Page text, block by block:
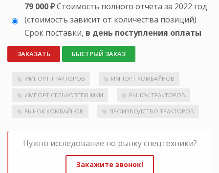
79 000 ₽Стоимость полного отчета за 2022 год
(стоимость зависит от количества позиций)
Срок поставки, в день поступления оплаты
ЗАКАЗАТЬ БЫСТРЫЙ ЗАКАЗ
ИМПОРТ ТРАКТОРОВ ИМПОРТ КОМБАЙНОВ
ИМПОРТ СЕЛЬХОЗТЕХНИКИ РЫНОК ТРАКТОРОВ
РЫНОК КОМБАЙНОВ ПРОИЗВОДСТВО ТРАКТОРОВ
Нужно исследование по рынку спецтехники?
Закажите звонок!